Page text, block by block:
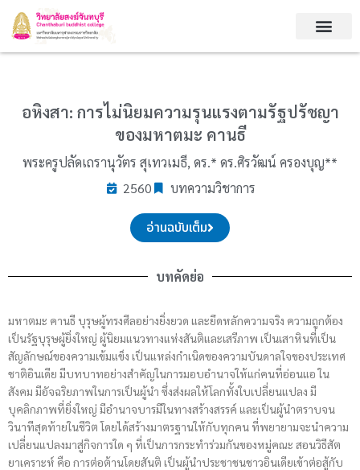
content
อหิงสา: การไม่นิยมความรุนแรงตามรัฐปรัชญา
ของมหาตมะ คานธี
พระครูปลัดเถรานุวัตร สุเทวเมธี, ดร.* ดร.ศิรวัฒน์ ครองบุญ**
2560
บทความวิชาการ
อ่านฉบับเต็ม
บทคัดย่อ
มหาตมะ คานธี บุรุษผู้ทรงศีลอย่างยิ่งยวด และยึดหลักความจริง ความถูกต้อง
เป็นรัฐบุรุษผู้ยิ่งใหญ่ ผู้นิยมแนวทางแห่งสันติและเสรีภาพ เป็นเสาหินที่เป็น
สัญลักษณ์ของความเข้มแข็ง เป็นแหล่งกำเนิดของความบันดาลใจของประเทศ
ชาติอินเดีย มีบทบาทอย่างสำคัญในการมอบอำนาจให้แก่คนที่อ่อนแอ ใน
สังคม มีอัจฉริยภาพในการเป็นผู้นำ ซึ่งส่งผลให้โลกทั้งใบเปลี่ยนแปลง มี
บุคลิกภาพที่ยิ่งใหญ่ มีอำนาจบารมีในทางสร้างสรรค์ และเป็นผู้นำตราบจน
วินาทีสุดท้ายในชีวิต โดยได้สร้างมาตรฐานให้กับทุกคน ที่พยายามจะนำความ
เปลี่ยนแปลงมาสู่กิจการใด ๆ ที่เป็นการกระทำร่วมกันของหมู่คณะ สอนวิธีสัต
ยาเคราะห์ คือ การต่อต้านโดยสันติ เป็นผู้นำประชาชนชาวอินเดียเข้าต่อสู้กับ